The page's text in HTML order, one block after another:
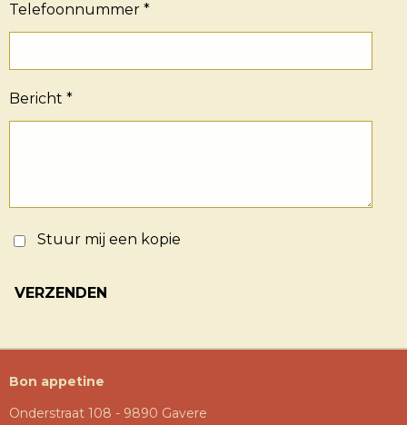
Telefoonnummer *
Bericht *
Stuur mij een kopie
VERZENDEN
Bon appetine
Onderstraat 108 - 9890 Gavere